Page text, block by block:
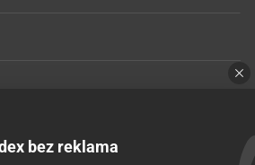
bez reklama